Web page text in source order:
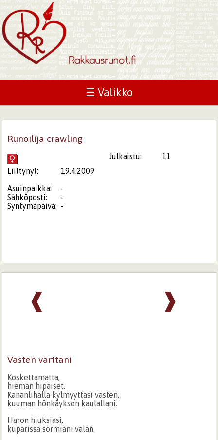
☰ Valikko
Runoilija crawling
Julkaistu:
11
Liittynyt:
19.4.2009
Asuinpaikka:
-
Sähköposti:
-
Syntymäpäivä: -
❱
❰
Vasten varttani
Koskettamatta,
hieman hipaiset.
Kananlihalla kylmyyttäsi vasten,
kuuman hönkäyksen kaulallani.
Haron hiuksiasi,
kuparissa sormiani valan.